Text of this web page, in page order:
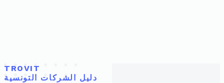
TROVIT
دليل الشركات التونسية